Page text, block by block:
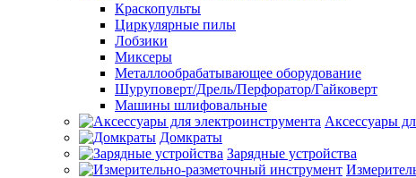
Краскопульты
Циркулярные пилы
Лобзики
Миксеры
Металлообрабатывающее оборудование
Шуруповерт/Дрель/Перфоратор/Гайковерт
Машины шлифовальные
Аксессуары
Домкраты
Зарядные устройства